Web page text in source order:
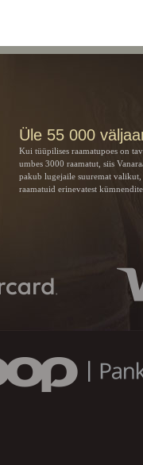
Üle 55 000
Kui tüüpilises raamatupoes on
umbes 3000 raamatut, siis
pakub lugejaile suuremat valikut,
raamatuid erinevatest